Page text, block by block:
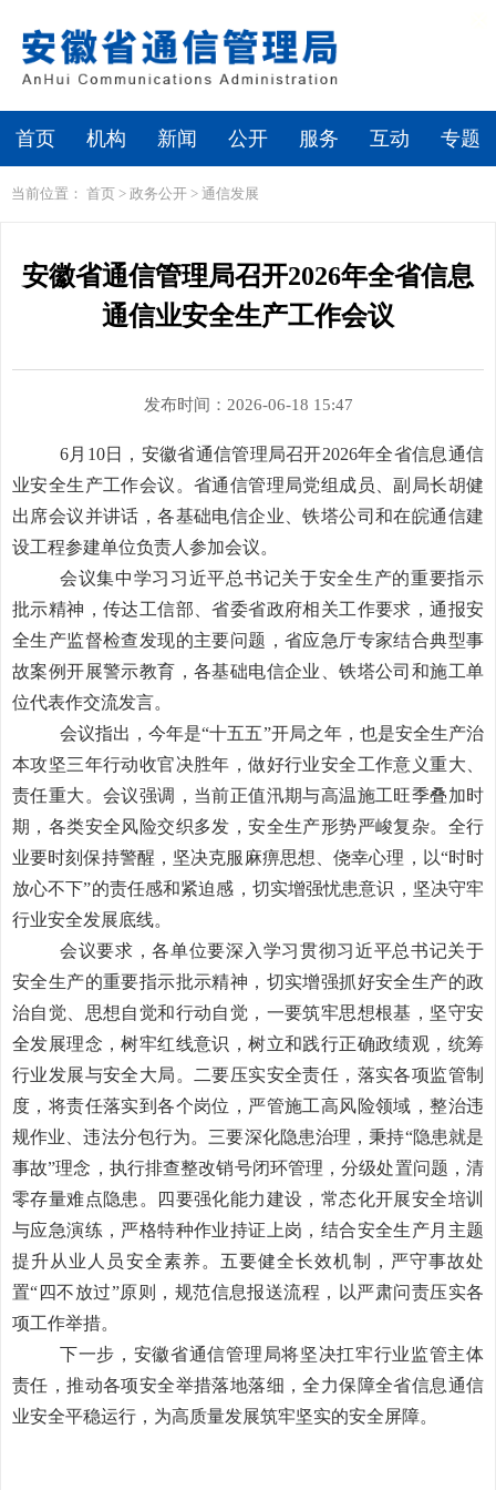
首页 机构 新闻 公开 服务 互动 专题
当前位置： 首页 > 政务公开 > 通信发展
安徽省通信管理局召开2026年全省信息
通信业安全生产工作会议
发布时间：2026-06-18 15:47
6月10日，安徽省通信管理局召开2026年全省信息通信
业安全生产工作会议。省通信管理局党组成员、副局长胡健
出席会议并讲话，各基础电信企业、铁塔公司和在皖通信建
设工程参建单位负责人参加会议。
会议集中学习习近平总书记关于安全生产的重要指示
批示精神，传达工信部、省委省政府相关工作要求，通报安
全生产监督检查发现的主要问题，省应急厅专家结合典型事
故案例开展警示教育， 各基础电信企业 、铁塔公司 和施工单
位代表作交流发言。
会议指出，今年是“十五五”开局之年，也是安全生产治
本攻坚三年行动收官决胜年，做好行业安全工作意义重大、
责任重大。会议强调，当前正值汛期与高温施工旺季叠加时
期，各类安全风险交织多发，安全生产形势严峻复杂。全行
业要时刻保持警醒，坚决克服麻痹思想、侥幸心理，以“时时
放心不下”的责任感和紧迫感，切实增强忧患意识，坚决守牢
行业安全发展底线。
会议要求，各单位要深入学习贯彻习近平总书记关于
安全生产的重要指示批示精神，切实增强抓好安全生产的政
治自觉、 思想自觉和行动自觉 ，一要筑牢思想根基，坚守安
全发展理念，树牢红线意识，树立和践行正确政绩观，统筹
行业发展与安全大局。二要压实安全责任，落实各项监管制
度，将责任落实到各个岗位，严管施工高风险领域，整治违
规作业、违法分包行为。三要深化隐患治理，秉持“隐患就是
事故”理念，执行排查整改销号闭环管理，分级处置问题，清
零存量难点隐患。四要强化能力建设，常态化开展安全培训
与应急演练，严格特种作业持证上岗，结合安全生产月主题
提升从业人员安全素养。五要健全长效机制，严守事故处
置“四不放过”原则，规范信息报送流程，以严肃问责压实各
项工作举措。
下一步，安徽省通信管理局将坚决扛牢行业监管主体
责任，推动各项安全举措落地落细，全力保障全省信息通信
业安全平稳运行，为高质量发展筑牢坚实的安全屏障。